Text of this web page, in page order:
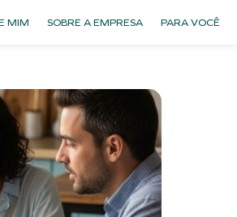
MIM SOBRE A EMPRESA PARA VOCÊ